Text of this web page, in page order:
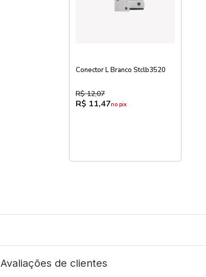
Conector L Branco Stclb3520
R$ 12,07
R$ 11,47no pix
Avaliações de clientes